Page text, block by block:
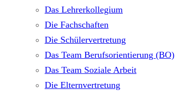
Das Lehrerkollegium
Die Fachschaften
Die Schülervertretung
Das Team Berufsorientierung (BO)
Das Team Soziale Arbeit
Die Elternvertretung